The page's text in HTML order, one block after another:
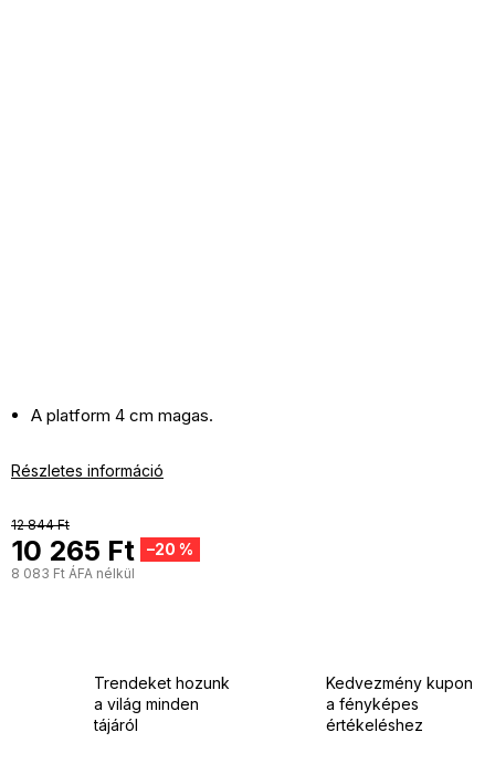
12 844 Ft
–20 %
10 265 Ft
8 083 Ft ÁFA nélkül
A platform 4 cm magas.
Részletes információ
Trendeket hozunk
a világ minden
tájáról
Kedvezmény kupon
a fényképes
értékeléshez